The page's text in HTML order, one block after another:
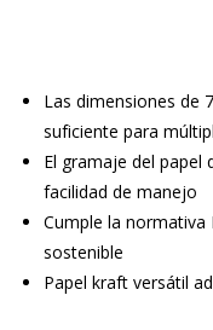
Las dimensiones de
suficiente para
El gramaje del papel
facilidad de manejo
Cumple la normativa
sostenible
Papel kraft versátil